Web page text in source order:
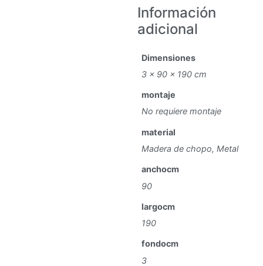
Información
adicional
Dimensiones
3 × 90 × 190 cm
montaje
No requiere montaje
material
Madera de chopo, Metal
anchocm
90
largocm
190
fondocm
3